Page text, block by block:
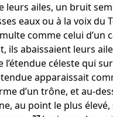
leurs ailes, un bruit
eaux ou à la voix du
comme celui d’un
ils abaissaient leurs
l’étendue céleste qui
apparaissait
d’un trône, et au-
au point le plus